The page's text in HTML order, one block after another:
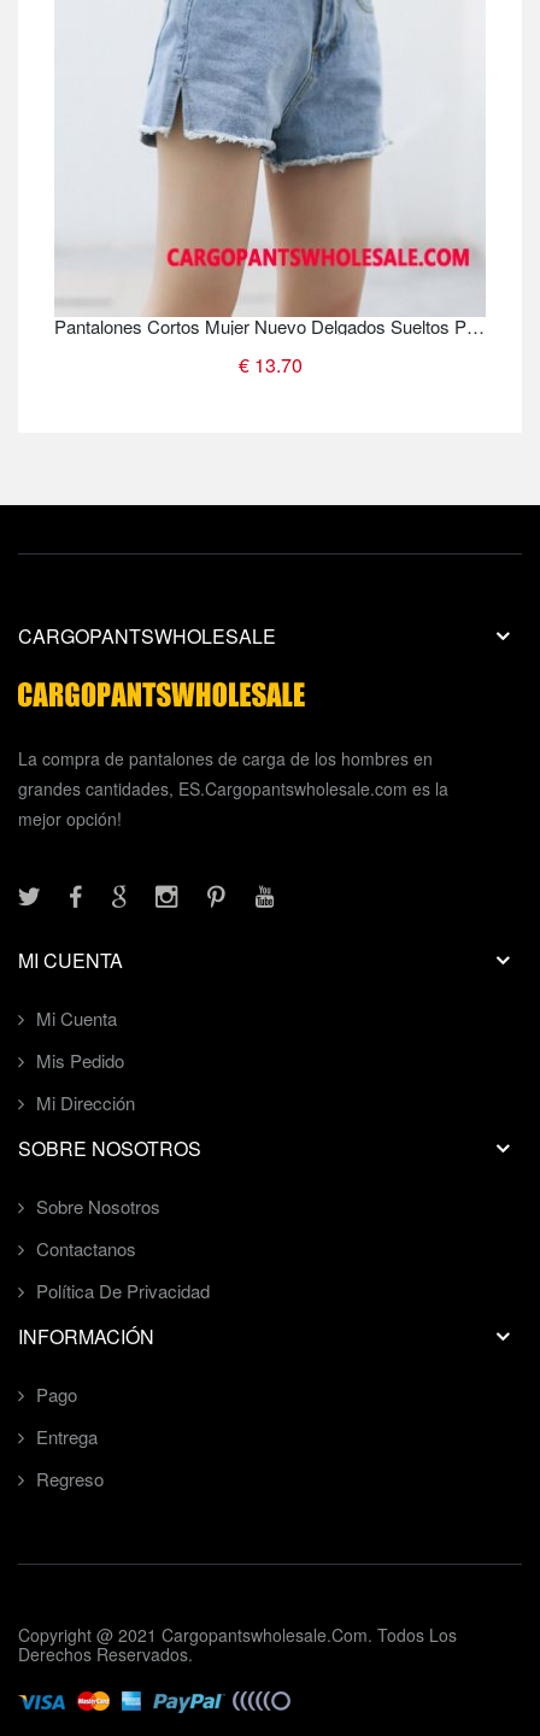
Pantalones Cortos Mujer Nuevo Delgados Sueltos Pantalones Cortos Pantalones
€ 13.70
CARGOPANTSWHOLESALE
La compra de pantalones de carga de los hombres en
grandes cantidades, ES.Cargopantswholesale.com es la
mejor opción!
MI CUENTA
Mi Cuenta
Mis Pedido
Mi Dirección
SOBRE NOSOTROS
Sobre Nosotros
Contactanos
Política De Privacidad
INFORMACIÓN
Pago
Entrega
Regreso
Copyright @ 2021 Cargopantswholesale.com. Todos Los
Derechos Reservados.